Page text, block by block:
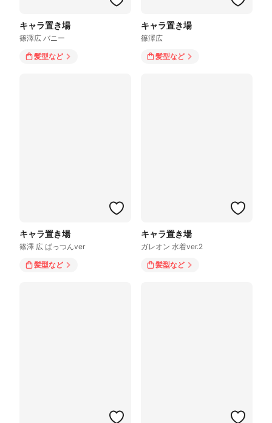
キャラ置き場
篠澤広 バニー
髪型など
キャラ置き場
篠澤広
髪型など
キャラ置き場
篠澤 広 ぱっつんver
髪型など
キャラ置き場
ガレオン 水着ver.2
髪型など